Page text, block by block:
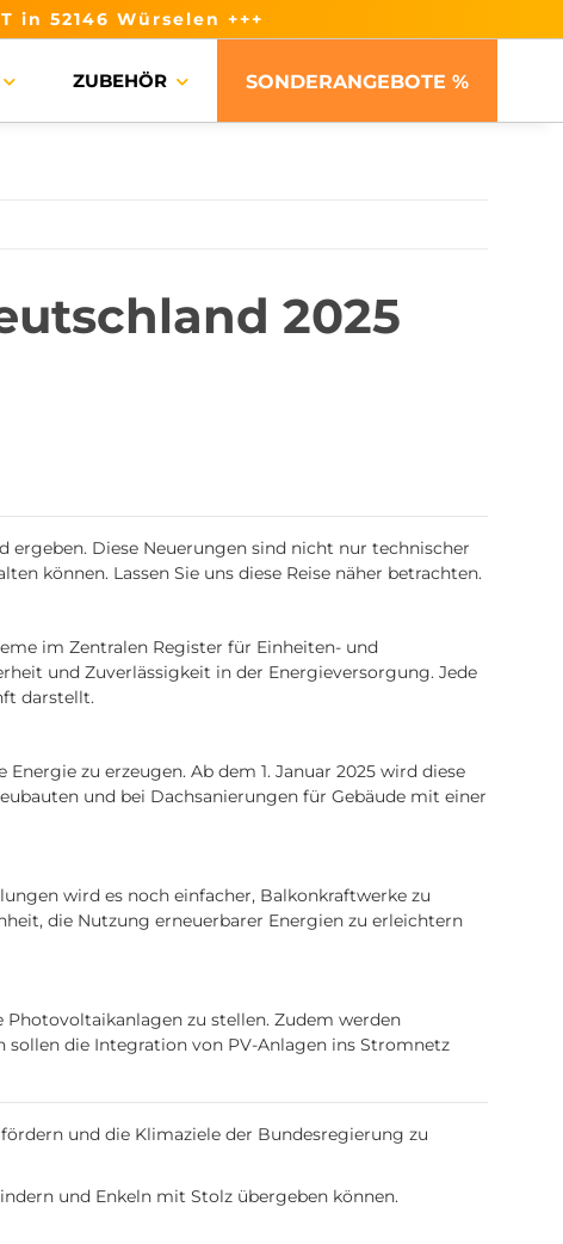
in 52146 Würselen +++
ZUBEHÖR SONDERANGEBOTE %
2025
ergeben. Diese Neuerungen sind nicht nur technischer
können. Lassen Sie uns diese Reise näher betrachten.
im Zentralen Register für Einheiten- und
und Zuverlässigkeit in der Energieversorgung. Jede
darstellt.
zu erzeugen. Ab dem 1. Januar 2025 wird diese
und bei Dachsanierungen für Gebäude mit einer
wird es noch einfacher, Balkonkraftwerke zu
die Nutzung erneuerbarer Energien zu erleichtern
zu stellen. Zudem werden
die Integration von PV-Anlagen ins Stromnetz
und die Klimaziele der Bundesregierung zu
und Enkeln mit Stolz übergeben können.